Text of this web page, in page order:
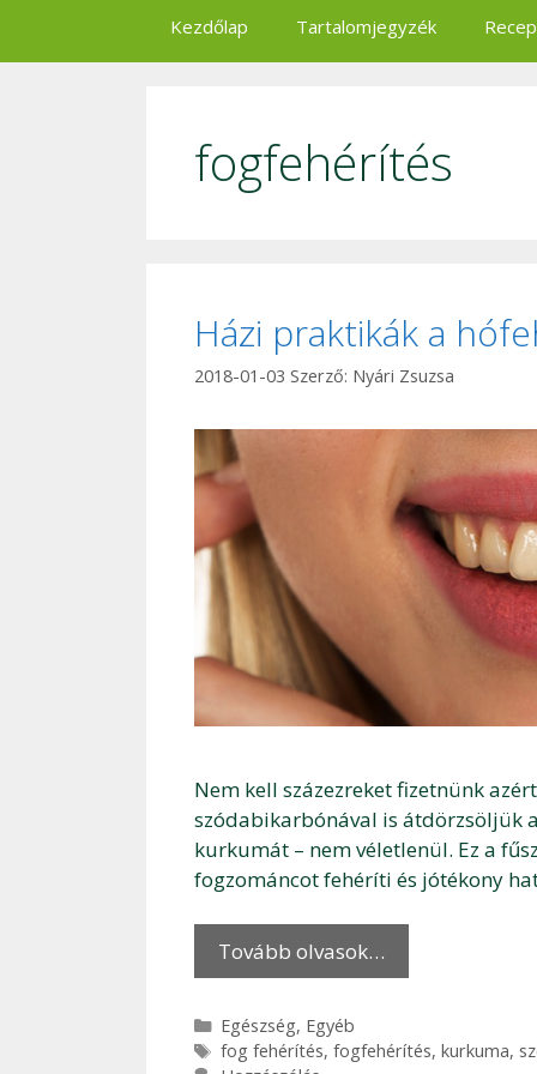
Kezdőlap Tartalomjegyzék
fogfehérítés
Házi praktikák a
2018-01-03 Szerző: Nyári Zsuzsa
Nem kell százezreket fizetnünk
szódabikarbónával is átdörzsöljük
kurkumát – nem véletlenül. Ez a
fogzománcot fehéríti és jótékony
Tovább olvasok…
Kategória
Egészség, Egyéb
Címkék
fog fehérítés, fogfehérítés, kurkuma,